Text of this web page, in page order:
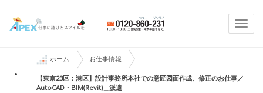
ホーム お仕事情報
【東京23区：港区】設計事務所本社での意匠図面作成、修正のお仕事／
AutoCAD・BIM(Revit)＿派遣